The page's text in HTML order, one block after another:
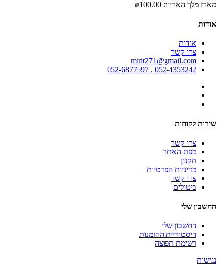
מארז מלך האריות ₪100.00
אודות
אודות
צרו קשר
mirit271@gmail.com
052-4353242 , 052-6877697
שירות לקוחות
צרו קשר
מפת האתר
תקנון
מדיניות הפרטיות
צרו קשר
ביטולים
החשבון שלי
החשבון שלי
היסטוריית ההזמנות
רשימת תפוצה
נגישות